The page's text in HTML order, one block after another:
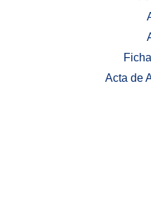
Acta de